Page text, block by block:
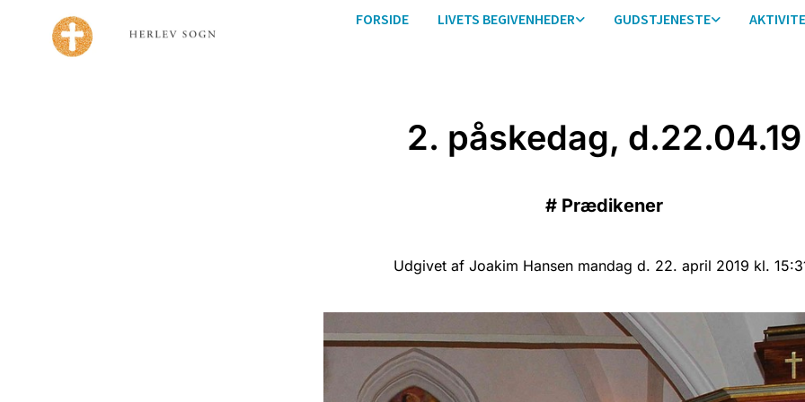
FORSIDE LIVETS BEGIVENHEDER GUDSTJENESTE
2. påskedag, d.22.04.19
# Prædikener
Udgivet af Joakim Hansen mandag d. 22. april 2019 kl.